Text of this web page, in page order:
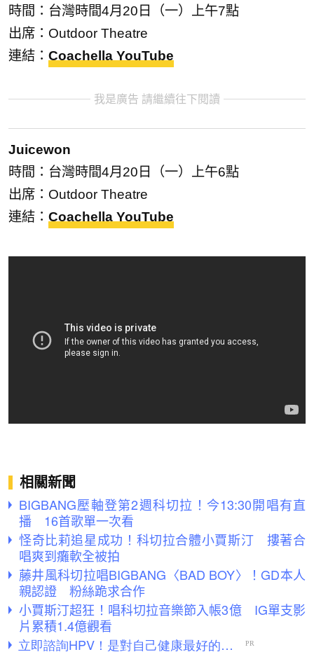
時間：台灣時間4月20日（一）上午7點
出席：Outdoor Theatre
連結： Coachella YouTube
我是廣告 請繼續往下閱讀
Juicewon
時間：台灣時間4月20日（一）上午6點
出席：Outdoor Theatre
連結： Coachella YouTube
相關新聞
BIGBANG壓軸登第2週科切拉！今13:30開唱有直
播 16首歌單一次看
怪奇比莉追星成功！科切拉合體小賈斯汀 摟著合
唱爽到癱軟全被拍
藤井風科切拉唱BIGBANG〈BAD BOY〉！GD本人
親認證 粉絲跪求合作
小賈斯汀超狂！唱科切拉音樂節入帳3億 IG單支影
片累積1.4億觀看